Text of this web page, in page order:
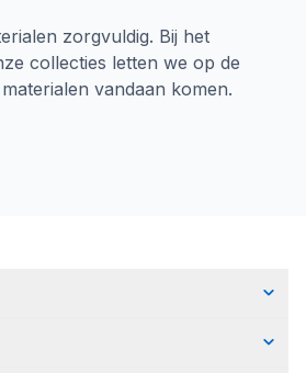
zorgvuldig. Bij het
collecties letten we op de
vandaan komen.